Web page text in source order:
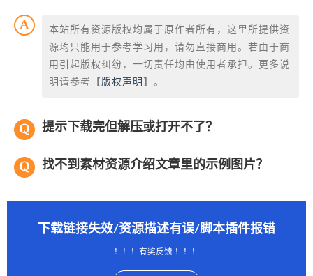
本站所有资源版权均属于原作者所有，这里所提供资
源均只能用于参考学习用，请勿直接商用。若由于商
用引起版权纠纷，一切责任均由使用者承担。更多说
明请参考【 版权声明 】。
提示下载完但解压或打开不了？
找不到素材资源介绍文章里的示例图片？
下载链接失效/资源描述有误/脚本插件报错
！！！有奖反馈 ！！！